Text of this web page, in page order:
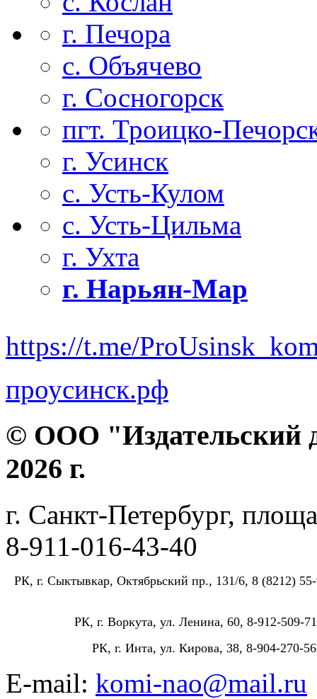
г. Печора
с. Объячево
г. Сосногорск
пгт. Троицко-
г. Усинск
с. Усть-Кулом
с. Усть-Цильма
г. Ухта
г. Нарьян-Мар
https://t.me/
проусинск.рф
© ООО "Издательский
2026 г.
г. Санкт-Петербург,
8-911-016-43-40
РК, г. Сыктывкар, Октябрьский пр., 131/6, 8 (8212)
РК, г. Воркута, ул. Ленина, 60, 8-912-509-
РК, г. Инта, ул. Кирова, 38, 8-904-270-
E-mail: komi-nao@mail.ru